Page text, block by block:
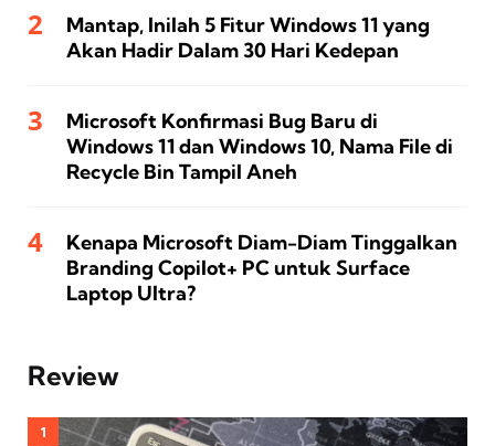
Mantap, Inilah 5 Fitur Windows 11 yang
Akan Hadir Dalam 30 Hari Kedepan
Microsoft Konfirmasi Bug Baru di
Windows 11 dan Windows 10, Nama File di
Recycle Bin Tampil Aneh
Kenapa Microsoft Diam-Diam Tinggalkan
Branding Copilot+ PC untuk Surface
Laptop Ultra?
Review